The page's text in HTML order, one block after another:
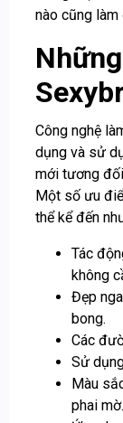
nào cũng
Công nghệ
dụng và sử
mới tương
Một số ưu
thể kể đến
Tác
không
Đẹp
bong.
Các
Sử
Màu
phai mờ.